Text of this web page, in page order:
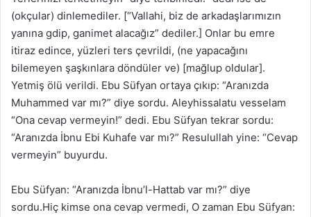
(okçular) dinlemediler. [“Vallahi, biz de arkadaşlarımızın
yanına gdip, ganimet alacağız” dediler.] Onlar bu emre
itiraz edince, yüzleri ters çevrildi, (ne yapacağını
bilemeyen şaşkınlara döndüler ve) [mağlup oldular].
Yetmiş ölü verildi. Ebu Süfyan ortaya çıkıp: “Aranızda
Muhammed var mı?” diye sordu. Aleyhissalatu vesselam
“Ona cevap vermeyin!” dedi. Ebu Süfyan tekrar sordu:
“Aranızda İbnu Ebi Kuhafe var mı?” Resulullah yine: “Cevap
vermeyin” buyurdu.
Ebu Süfyan: “Aranızda İbnu’l-Hattab var mı?” diye
sordu.Hiç kimse ona cevap vermedi, O zaman Ebu Süfyan: